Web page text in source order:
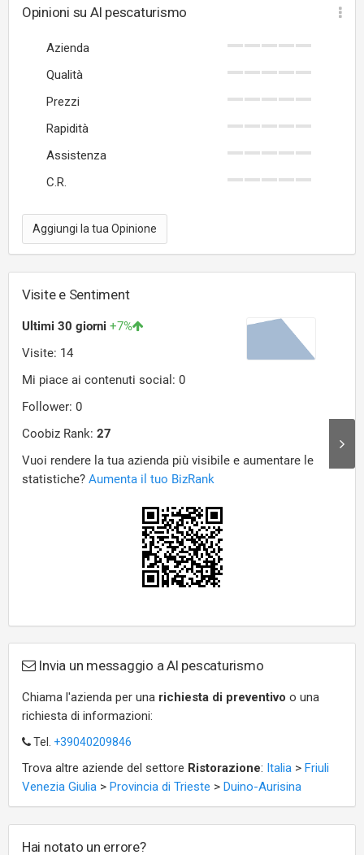
Opinioni su Al pescaturismo
Azienda
Qualità
Prezzi
Rapidità
Assistenza
C.R.
Aggiungi la tua Opinione
Visite e Sentiment
Invia un messaggio a Al pescaturismo
Chiama l'azienda per una richiesta di preventivo o una
richiesta di informazioni:
Tel. +39040209846
Trova altre aziende del settore Ristorazione: Italia > Friuli
Venezia Giulia > Provincia di Trieste > Duino-Aurisina
Hai notato un errore?